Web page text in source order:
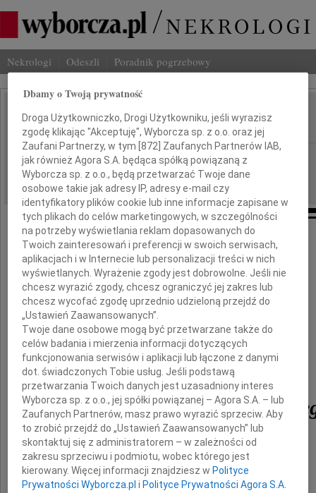
Nekrologi Odeszli Poradnik pogrzebowy
IMIĘ I NAZWISKO: Mirosław Jasikowski
REGION: Katowice
DATA EMISJI: 04.06.2010
Nie umiera ten,
kto pozostaje w sercach i pamięci
Z ogromnym żalem żegnamy zmarłego
Mirosława
Dbamy o Twoją prywatność
Droga Użytkowniczko, Drogi Użytkowniku, jeśli wyrazisz
zgodę klikając "Akceptuję", Wyborcza sp. z o.o. oraz jej
Zaufani Partnerzy, w tym [872] Zaufanych Partnerów IAB,
jak również Agora S.A. będąca spółką powiązaną z
Wyborcza sp. z o.o., będą przetwarzać Twoje dane
osobowe takie jak adresy IP, adresy e-mail czy
identyfikatory plików cookie lub inne informacje zapisane w
tych plikach do celów marketingowych, w szczególności
na potrzeby wyświetlania reklam dopasowanych do
Twoich zainteresowań i preferencji w swoich serwisach,
aplikacjach i w Internecie lub personalizacji treści w nich
wyświetlanych. Wyrażenie zgody jest dobrowolne. Jeśli nie
chcesz wyrazić zgody, chcesz ograniczyć jej zakres lub
chcesz wycofać zgodę uprzednio udzieloną przejdź do
„Ustawień Zaawansowanych”.
Twoje dane osobowe mogą być przetwarzane także do
celów badania i mierzenia informacji dotyczących
funkcjonowania serwisów i aplikacji lub łączone z danymi
dot. świadczonych Tobie usług. Jeśli podstawą
przetwarzania Twoich danych jest uzasadniony interes
Wyborcza sp. z o.o., jej spółki powiązanej – Agora S.A. – lub
Zaufanych Partnerów, masz prawo wyrazić sprzeciw. Aby
to zrobić przejdź do „Ustawień Zaawansowanych” lub
skontaktuj się z administratorem – w zależności od
zakresu sprzeciwu i podmiotu, wobec którego jest
kierowany. Więcej informacji znajdziesz wPolityce
Prywatności Wyborcza.pl iPolityce Prywatności Agora S.A.